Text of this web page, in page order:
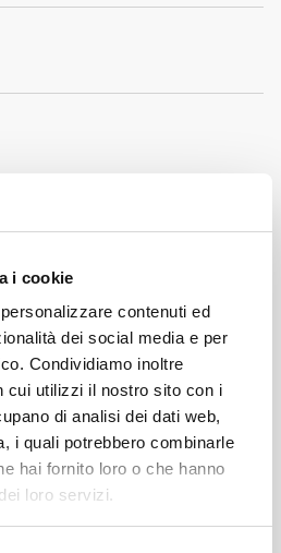
i cookie
contenuti ed
dei social media e per
Condividiamo inoltre
cui utilizzi il nostro sito con i
di analisi dei dati web,
i quali potrebbero combinarle
hai fornito loro o che hanno
loro servizi.